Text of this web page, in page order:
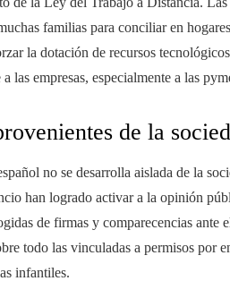
familias para conciliar en
la dotación de recursos
las empresas, especialmente a las
de la
no se desarrolla aislada de la
han logrado activar a la opinión
de firmas y comparecencias ante
todo las vinculadas a permisos por
infantiles.